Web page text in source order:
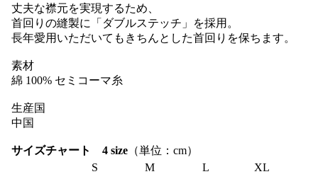
丈夫な襟元を実現するため、
首回りの縫製に「ダブルステッチ」を採用。
長年愛用いただいてもきちんとした首回りを保ちます。
素材
綿 100% セミコーマ糸
生産国
中国
サイズチャート 4 size （単位：cm）
S
M L
XL